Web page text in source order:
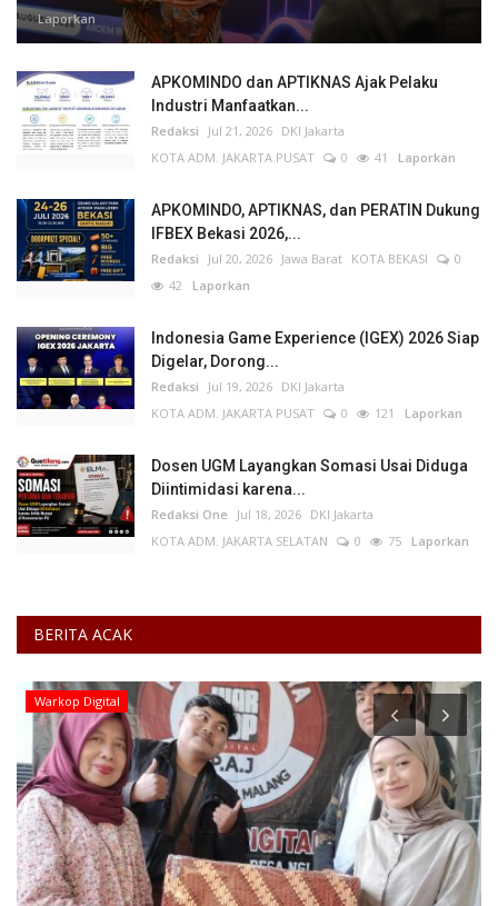
Laporkan
APKOMINDO dan APTIKNAS Ajak Pelaku
Industri Manfaatkan...
Redaksi Jul 21, 2026 DKI Jakarta
KOTA ADM. JAKARTA PUSAT
0 41 Laporkan
APKOMINDO, APTIKNAS, dan PERATIN Dukung
IFBEX Bekasi 2026,...
Redaksi Jul 20, 2026 Jawa Barat KOTA BEKASI
0
42 Laporkan
Indonesia Game Experience (IGEX) 2026 Siap
Digelar, Dorong...
Redaksi Jul 19, 2026 DKI Jakarta
KOTA ADM. JAKARTA PUSAT
0 121 Laporkan
Dosen UGM Layangkan Somasi Usai Diduga
Diintimidasi karena...
Redaksi One Jul 18, 2026 DKI Jakarta
KOTA ADM. JAKARTA SELATAN
0 75 Laporkan
BERITA ACAK
Layanan Publik